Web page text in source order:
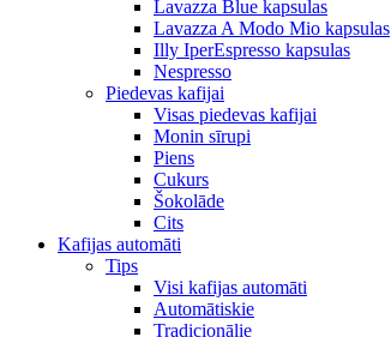
Lavazza Blue kapsulas
Lavazza A Modo Mio kapsulas
Illy IperEspresso kapsulas
Nespresso
Piedevas kafijai
Visas piedevas kafijai
Monin sīrupi
Piens
Cukurs
Šokolāde
Cits
Kafijas automāti
Tips
Visi kafijas automāti
Automātiskie
Tradicionālie